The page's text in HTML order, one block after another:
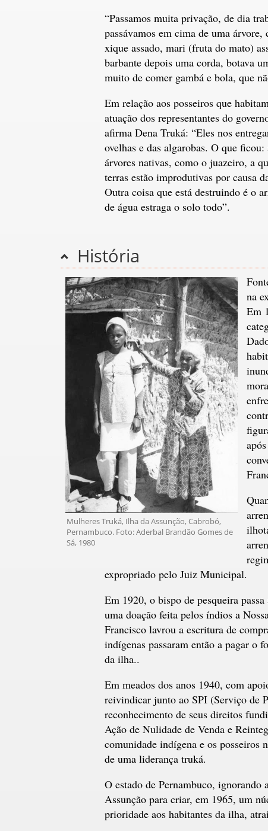
“Passamos muita privação, de dia
passávamos em cima de uma
xique assado, mari (fruta do mato)
barbante depois uma corda, botava
muito de comer gambá e bola, que
Em relação aos posseiros que
atuação dos representantes do
afirma Dena Truká: “Eles nos
ovelhas e das algarobas. O que
árvores nativas, como o juazeiro, a
terras estão improdutivas por causa
Outra coisa que está destruindo é o
de água estraga o solo todo”.
História
Mulheres Truká, Ilha da Assunção, Cabrobó,
Pernambuco. Foto: Aderbal Brandão Gomes de
Sá, 1980
na
Em
expropriado pelo Juiz Municipal.
Em 1920, o bispo de pesqueira
uma doação feita pelos índios a
Francisco lavrou a escritura de
indígenas passaram então a pagar o
da ilha..
Em meados dos anos 1940, com
reivindicar junto ao SPI (Serviço de
reconhecimento de seus direitos
Ação de Nulidade de Venda e
comunidade indígena e os posseiros
de uma liderança truká.
O estado de Pernambuco,
Assunção para criar, em 1965, um
prioridade aos habitantes da ilha,